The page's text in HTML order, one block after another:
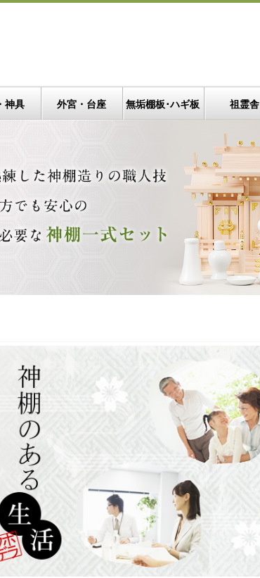
神具 外宮・台座 無垢棚板･ハギ板 祖霊舎